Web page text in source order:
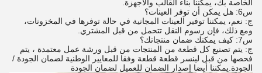
الخاصة بك، يمكننا بناء القالب والأجهزة.
س6: هل يمكن أن توفر العينات؟
ج: نعم، يمكننا توفير العينات المجانية في حالة توفرها في المخزونات،
ومع ذلك، فإن رسوم النقل تتحمل من قبل المشتري.
س7: كيف يمكنك ضمان منتجاتك؟
ج: يتم تصنيع كل قطعة من المنتجات من قبل ورشة عمل معتمدة ، يتم
فحصها من قبل لينسر قطعة قطعة وفقا للمعايير الوطنية لضمان الجودة /
الجودة.يمكننا أيضا إصدار الضمان للعميل لضمان الجودة